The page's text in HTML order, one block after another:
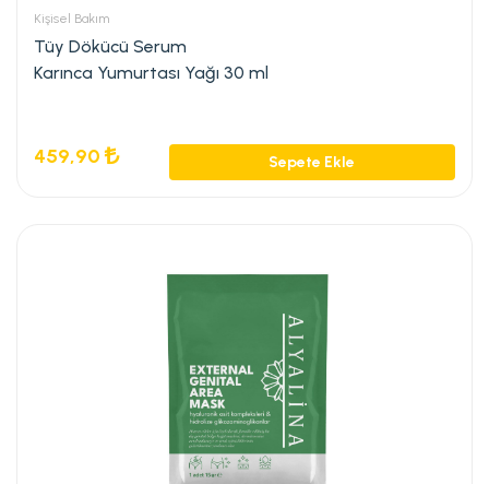
Kişisel Bakım
Tüy Dökücü Serum
Karınca Yumurtası Yağı 30 ml
459,90 Sepete Ekle